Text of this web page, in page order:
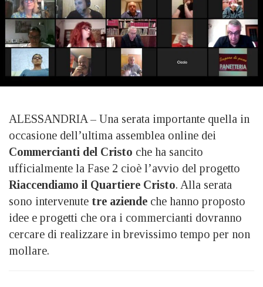
ALESSANDRIA – Una serata importante quella in
occasione dell’ultima assemblea online dei
Commercianti del Cristo che ha sancito
ufficialmente la Fase 2 cioè l’avvio del progetto
Riaccendiamo il Quartiere Cristo. Alla serata
sono intervenute tre aziende che hanno proposto
idee e progetti che ora i commercianti dovranno
cercare di realizzare in brevissimo tempo per non
mollare.